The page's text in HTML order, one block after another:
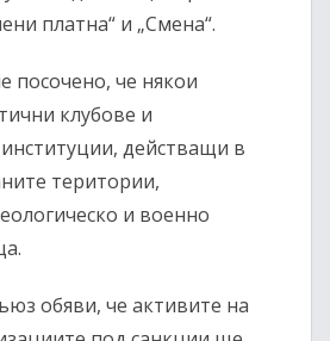
платна“ и „Смена“.
посочено, че някои
клубове и
действащи в
територии,
и военно
обяви, че активите на